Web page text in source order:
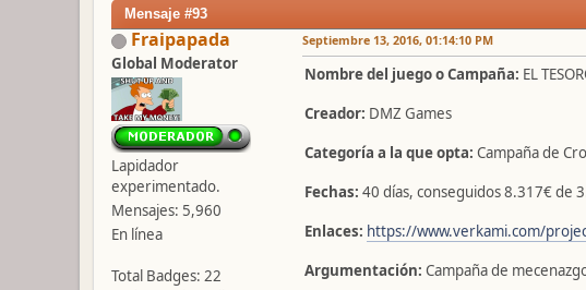
Mensaje #93
Fraipapada
Global Moderator
Lapidador
experimentado.
Mensajes: 5,960
En línea
Total Badges: 22
Septiembre 13, 2016, 01:14:10 PM
Nombre del juego o Campaña: EL
Creador: DMZ Games
Categoría a la que opta: Campaña de
Fechas: 40 días, conseguidos 8.317€ de
Enlaces: https://www.verkami.com/
Argumentación: Campaña de